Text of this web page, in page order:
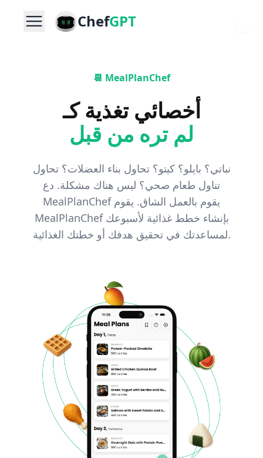
ChefGPT
📆 MealPlanChef
أخصائي تغذية كـ
لم تره من قبل
نباتي؟ بايلو؟ كيتو؟ تحاول بناء العضلات؟ تحاول
تناول طعام صحي؟ ليس هناك مشكلة. دع
MealPlanChef يقوم بالعمل الشاق. يقوم
MealPlanChef بإنشاء خطط غذائية لأسبوعك
لمساعدتك في تحقيق هدفك أو خطتك الغذائية.